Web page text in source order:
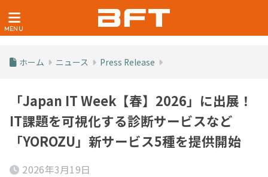
ホーム ニュース Press Release
「Japan IT Week【春】2026」に出展！
IT課題を可視化する診断サービスなど
「YOROZU」新サービス5種を提供開始
2026年3月19日